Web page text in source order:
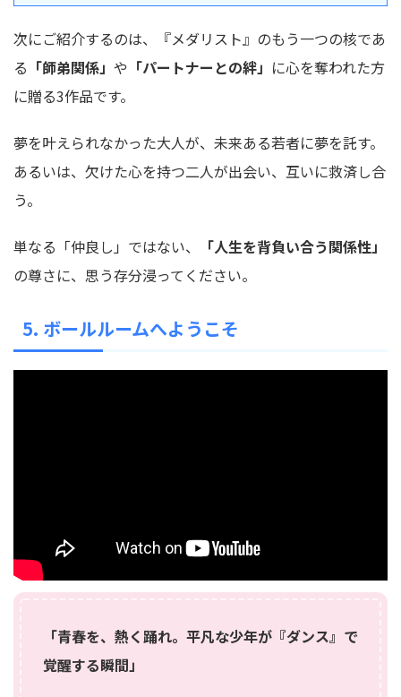
次にご紹介するのは、『メダリスト』のもう一つの核であ
る 「師弟関係」 や 「パートナーとの絆」 に心を奪われた方
に贈る3作品です。
夢を叶えられなかった大人が、未来ある若者に夢を託す。
あるいは、欠けた心を持つ二人が出会い、互いに救済し合
う。
単なる「仲良し」ではない、
「人生を背負い合う関係性」
の尊さに、思う存分浸ってください。
5. ボールルームへようこそ
「青春を、熱く踊れ。平凡な少年が『ダンス』で
覚醒する瞬間」